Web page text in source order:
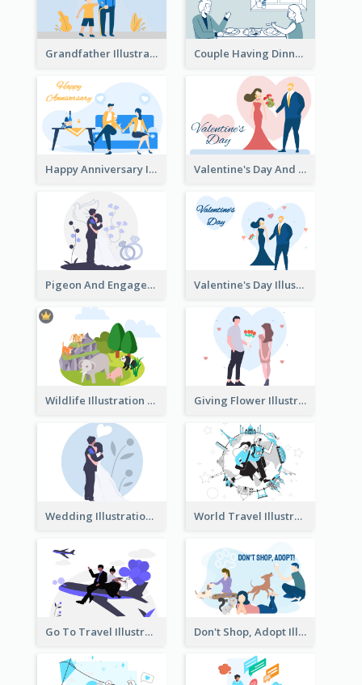
Grandfather Illustration Couple Having Dinner Illustration
Happy Anniversary Illustration Valentine's Day And Flower Illustration
Pigeon And Engagement Illustration Valentine's Day Illustration
Wildlife Illustration Giving Flower Illustration
Wedding Illustration World Travel Illustration
Go To Travel Illustration Don't Shop, Adopt Illustration